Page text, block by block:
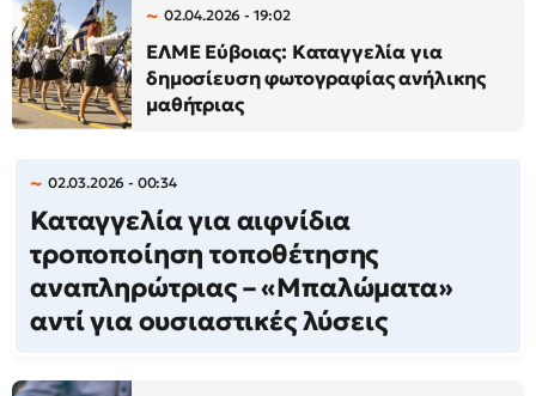
02.04.2026 - 19:02
ΕΛΜΕ Εύβοιας: Καταγγελία για
δημοσίευση φωτογραφίας ανήλικης
μαθήτριας
02.03.2026 - 00:34
Καταγγελία για αιφνίδια
τροποποίηση τοποθέτησης
αναπληρώτριας – «Μπαλώματα»
αντί για ουσιαστικές λύσεις